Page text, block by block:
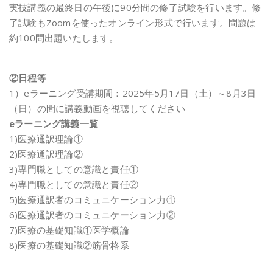
実技講義の最終日の午後に90分間の修了試験を行います。修
了試験もZoomを使ったオンライン形式で行います。問題は
約100問出題いたします。
②日程等
1）eラーニング受講期間：2025年5月17日（土）～8月3日
（日）の間に講義動画を視聴してください
eラーニング講義一覧
1)医療通訳理論①
2)医療通訳理論②
3)専門職としての意識と責任①
4)専門職としての意識と責任②
5)医療通訳者のコミュニケーション力①
6)医療通訳者のコミュニケーション力②
7)医療の基礎知識①医学概論
8)医療の基礎知識②筋骨格系